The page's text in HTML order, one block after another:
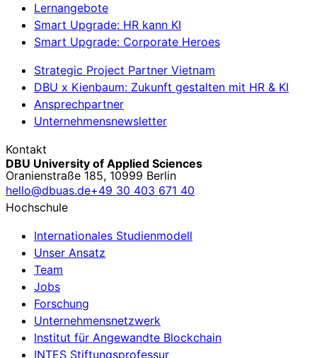
Lernangebote
Smart Upgrade: HR kann KI
Smart Upgrade: Corporate Heroes
Strategic Project Partner Vietnam
DBU x Kienbaum: Zukunft gestalten mit HR & KI
Ansprechpartner
Unternehmensnewsletter
Kontakt
DBU University of Applied Sciences
Oranienstraße 185, 10999 Berlin
hello@dbuas.de+49 30 403 671 40
Hochschule
Internationales Studienmodell
Unser Ansatz
Team
Jobs
Forschung
Unternehmensnetzwerk
Institut für Angewandte Blockchain
INTES Stiftungsprofessur